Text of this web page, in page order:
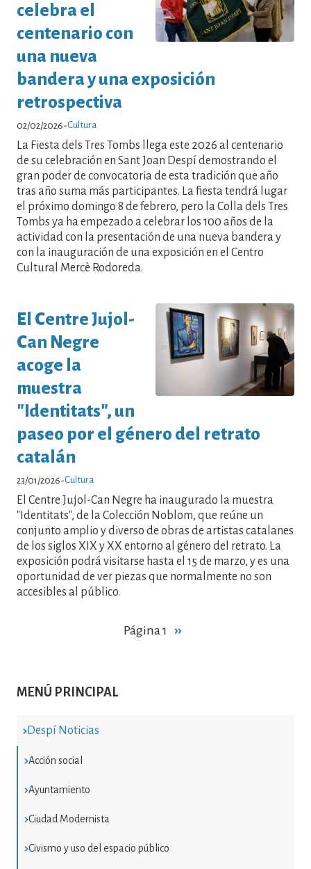
MENÚ PRINCIPAL
Despí Noticias
Acción social
Ayuntamiento
Ciudad Modernista
Civismo y uso del espacio público
celebra el
centenario con
una nueva
bandera y una exposición
retrospectiva
02/02/2026-Cultura
La Fiesta dels Tres Tombs llega este 2026 al centenario
de su celebración en Sant Joan Despí demostrando el
gran poder de convocatoria de esta tradición que año
tras año suma más participantes. La fiesta tendrá lugar
el próximo domingo 8 de febrero, pero la Colla dels Tres
Tombs ya ha empezado a celebrar los 100 años de la
actividad con la presentación de una nueva bandera y
con la inauguración de una exposición en el Centro
Cultural Mercè Rodoreda.
El Centre Jujol-
Can Negre
acoge la
muestra
"Identitats", un
paseo por el género del retrato
catalán
23/01/2026-Cultura
El Centre Jujol-Can Negre ha inaugurado la muestra
"Identitats", de la Colección Noblom, que reúne un
conjunto amplio y diverso de obras de artistas catalanes
de los siglos XIX y XX entorno al género del retrato. La
exposición podrá visitarse hasta el 15 de marzo, y es una
oportunidad de ver piezas que normalmente no son
accesibles al público.
Página 1
Siguiente
››